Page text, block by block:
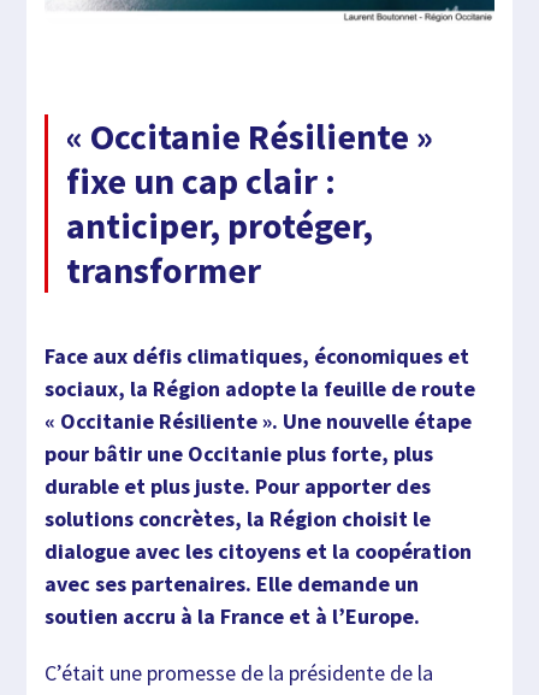
« Occitanie Résiliente »
fixe un cap clair :
anticiper, protéger,
transformer
Face aux défis climatiques, économiques et
sociaux, la Région adopte la feuille de route
« Occitanie Résiliente ». Une nouvelle étape
pour bâtir une Occitanie plus forte, plus
durable et plus juste. Pour apporter des
solutions concrètes, la Région choisit le
dialogue avec les citoyens et la coopération
avec ses partenaires. Elle demande un
soutien accru à la France et à l’Europe.
C’était une promesse de la présidente de la